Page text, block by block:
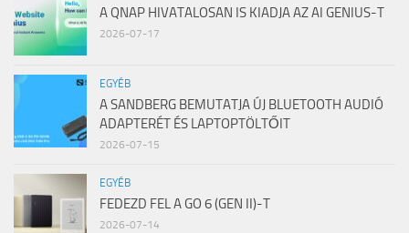
A QNAP HIVATALOSAN IS KIADJA AZ AI GENIUS-T
2026-07-17
EGYÉB
A SANDBERG BEMUTATJA ÚJ BLUETOOTH AUDIÓ
ADAPTERÉT ÉS LAPTOPTÖLTŐIT
2026-07-15
EGYÉB
FEDEZD FEL A GO 6 (GEN II)-T
2026-07-14